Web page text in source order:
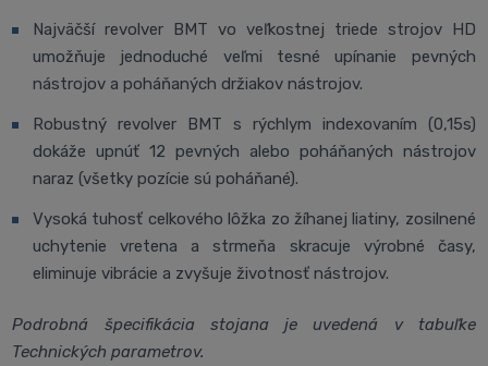
Najväčší revolver BMT vo veľkostnej triede strojov HD
umožňuje jednoduché veľmi tesné upínanie pevných
nástrojov a poháňaných držiakov nástrojov.
Robustný revolver BMT s rýchlym indexovaním (0,15s)
dokáže upnúť 12 pevných alebo poháňaných nástrojov
naraz (všetky pozície sú poháňané).
Vysoká tuhosť celkového lôžka zo žíhanej liatiny, zosilnené
uchytenie vretena a strmeňa skracuje výrobné časy,
eliminuje vibrácie a zvyšuje životnosť nástrojov.
Podrobná špecifikácia stojana je uvedená v tabuľke
Technických parametrov.